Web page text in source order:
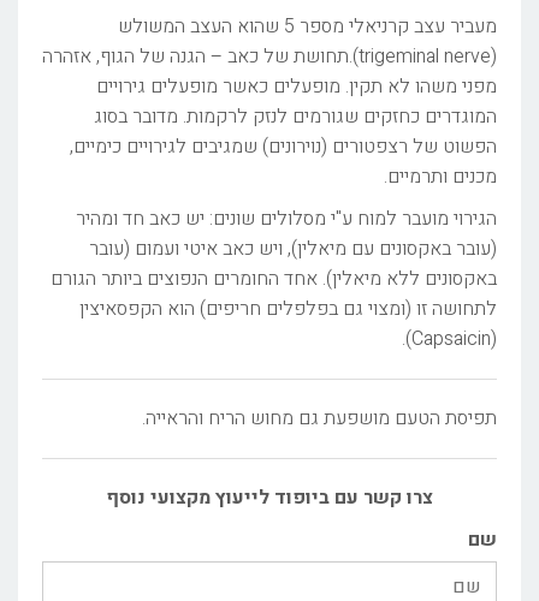
מעביר עצב קרניאלי מספר 5 שהוא העצב המשולש
(trigeminal nerve).תחושת של כאב – הגנה של הגוף, אזהרה
מפני משהו לא תקין. מופעלים כאשר מופעלים גירויים
המוגדרים כחזקים שגורמים לנזק לרקמות. מדובר בסוג
הפשוט של רצפטורים (נוירונים) שמגיבים לגירויים כימיים,
מכנים ותרמיים.
הגירוי מועבר למוח ע"י מסלולים שונים: יש כאב חד ומהיר
(עובר באקסונים עם מיאלין), ויש כאב איטי ועמום (עובר
באקסונים ללא מיאלין). אחד החומרים הנפוצים ביותר הגורם
לתחושה זו (ומצוי גם בפלפלים חריפים) הוא הקפסאיצין
(Capsaicin).
תפיסת הטעם מושפעת גם מחוש הריח והראייה.
צרו קשר עם ביופוד לייעוץ מקצועי נוסף
שם